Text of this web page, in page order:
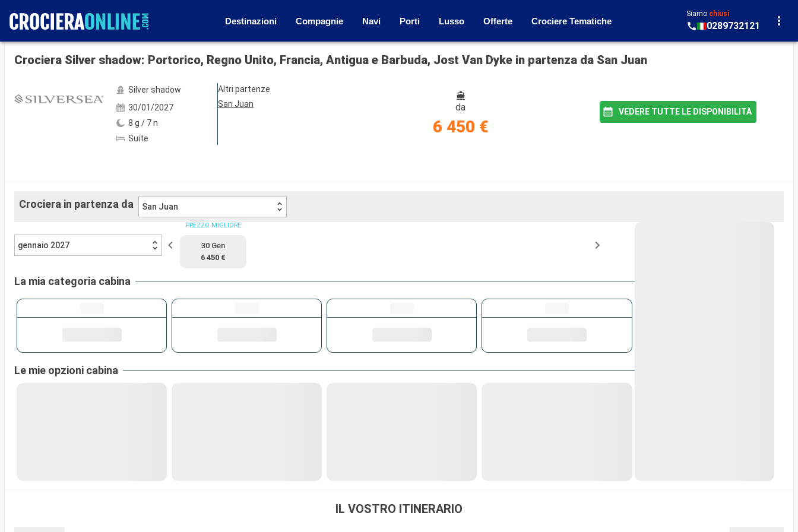
Destinazioni Compagnie Navi Porti Lusso Offerte Crociere Tematiche
Siamo chiusi
0289732121
Mostra le altre 51 foto
Crociera Silver shadow: Portorico, Regno Unito, Francia, Antigua e Barbuda, Jost Van Dyke in partenza da San Juan
Silver shadow
30/01/2027
8 g / 7 n
Suite
Altri partenze
San Juan
da
6 450 €
VEDERE TUTTE LE DISPONIBILITÀ
Crociera in partenza da San Juan
gennaio 2027
PREZZO MIGLIORE
30 Gen
6 450 €
La mia categoria cabina
Le mie opzioni cabina
IL VOSTRO ITINERARIO